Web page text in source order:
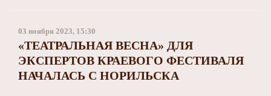
03 ноября 2023, 15:30
«ТЕАТРАЛЬНАЯ ВЕСНА» ДЛЯ
ЭКСПЕРТОВ КРАЕВОГО ФЕСТИВАЛЯ
НАЧАЛАСЬ С НОРИЛЬСКА